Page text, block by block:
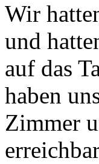
Wir
und
auf das
haben
Zimmer